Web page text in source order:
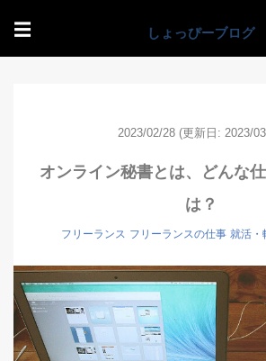
☰
2023/02/28 (更新日: 2023/
オンライン秘書とは、どんな
は？
フリーランス フリーランスの仕事 就活・